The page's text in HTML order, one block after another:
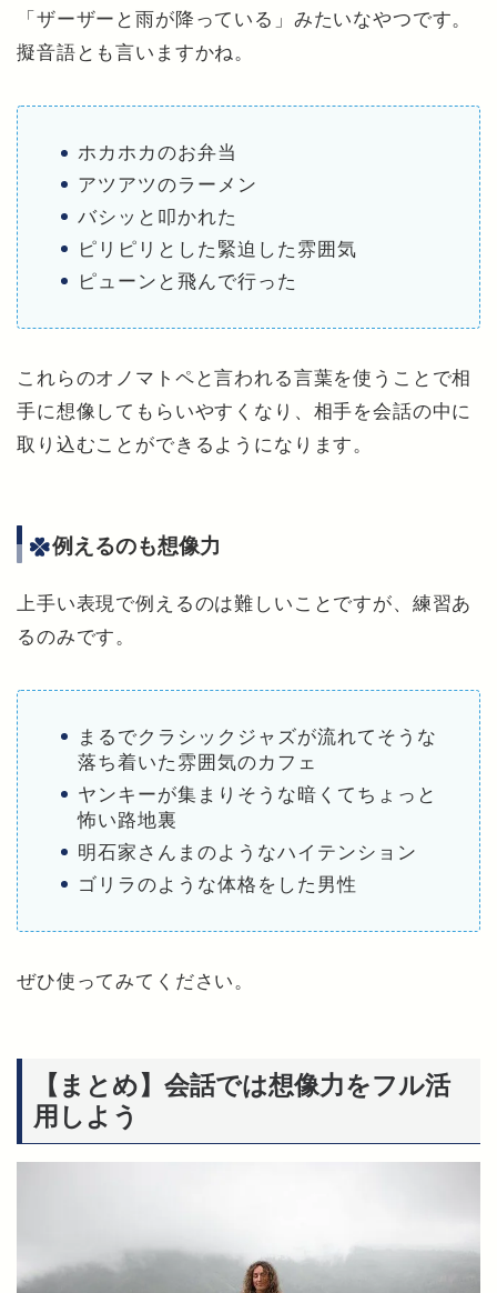
「ザーザーと雨が降っている」みたいなやつです。
擬音語とも言いますかね。
ホカホカのお弁当
アツアツのラーメン
バシッと叩かれた
ピリピリとした緊迫した雰囲気
ピューンと飛んで行った
これらのオノマトペと言われる言葉を使うことで相
手に想像してもらいやすくなり、相手を会話の中に
取り込むことができるようになります。
例えるのも想像力
上手い表現で例えるのは難しいことですが、練習あ
るのみです。
まるでクラシックジャズが流れてそうな
落ち着いた雰囲気のカフェ
ヤンキーが集まりそうな暗くてちょっと
怖い路地裏
明石家さんまのようなハイテンション
ゴリラのような体格をした男性
ぜひ使ってみてください。
【まとめ】会話では想像力をフル活
用しよう